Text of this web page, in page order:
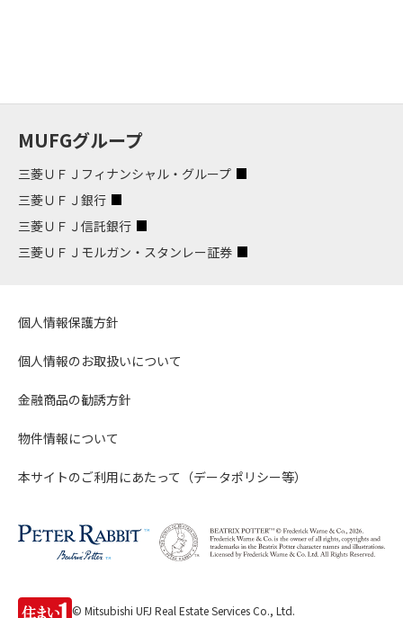
MUFGグループ
三菱ＵＦＪフィナンシャル・グループ
三菱ＵＦＪ銀行
三菱ＵＦＪ信託銀行
三菱ＵＦＪモルガン・スタンレー証券
個人情報保護方針
個人情報のお取扱いについて
金融商品の勧誘方針
物件情報について
本サイトのご利用にあたって（データポリシー等）
© Mitsubishi UFJ Real Estate Services Co., Ltd.